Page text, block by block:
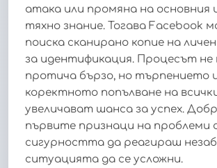
атака или промяна на основния
тяхно знание. Тогава Facebook
поиска сканирано копие на
за идентификация. Процесът не
протича бързо, но търпението
коректното попълване на
увеличават шанса за успех.
първите признаци на проблеми
сигурността да реагираш
ситуацията да се усложни.